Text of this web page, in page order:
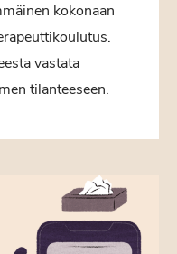
kokonaan
vastata
tilanteeseen.